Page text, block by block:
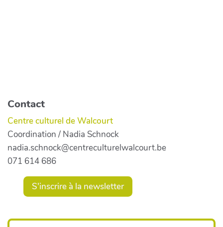
Contact
Centre culturel de Walcourt
Coordination / Nadia Schnock
nadia.schnock@centreculturelwalcourt.be
071 614 686
S'inscrire à la newsletter